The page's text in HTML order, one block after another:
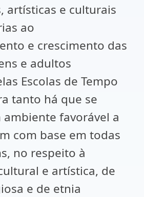
artísticas e culturais
ao
e crescimento das
e adultos
Escolas de Tempo
tanto há que se
favorável a
com base em todas
no respeito à
e artística, de
e de etnia